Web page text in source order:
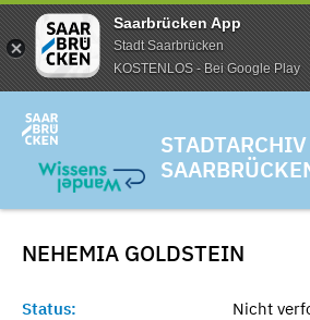
Saarbrücken App
Stadt Saarbrücken
KOSTENLOS - Bei Google Play
STADTARCHIV
NEHEMIA GOLDSTEIN
Status:
Nicht